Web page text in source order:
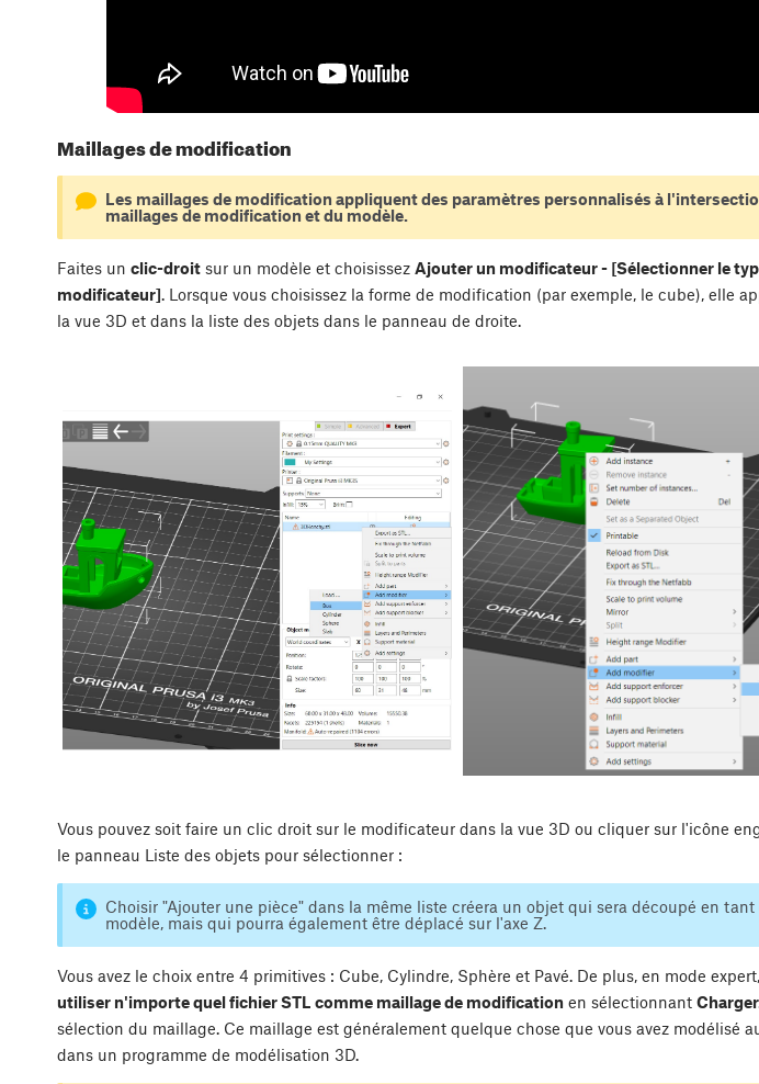
Maillages de modification
Les maillages de modification appliquent des paramètres personnalisés à
maillages de modification et du modèle.
Faites un clic-droit sur un modèle et choisissez Ajouter un modificateur - [Sélectionner le
modificateur]. Lorsque vous choisissez la forme de modification (par exemple, le cube), elle
la vue 3D et dans la liste des objets dans le panneau de droite.
Vous pouvez soit faire un clic droit sur le modificateur dans la vue 3D ou cliquer sur l'icône
le panneau Liste des objets pour sélectionner :
Choisir "Ajouter une pièce" dans la même liste créera un objet qui sera découpé en tant
modèle, mais qui pourra également être déplacé sur l'axe Z.
Vous avez le choix entre 4 primitives : Cube, Cylindre, Sphère et Pavé. De plus, en mode
utiliser n'importe quel fichier STL comme maillage de modification en sélectionnant
sélection du maillage. Ce maillage est généralement quelque chose que vous avez modélisé
dans un programme de modélisation 3D.